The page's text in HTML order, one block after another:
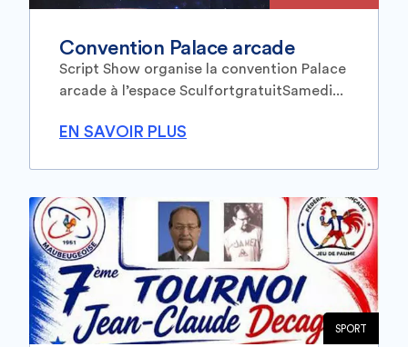
Convention Palace arcade
Script Show organise la convention Palace
arcade à l’espace SculfortgratuitSamedi...
EN SAVOIR PLUS
SPORT